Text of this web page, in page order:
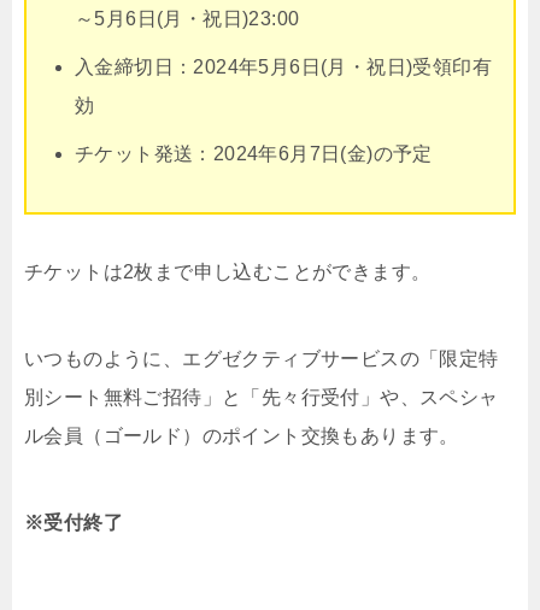
～5月6日(月・祝日)23:00
入金締切日：2024年5月6日(月・祝日)受領印有
効
チケット発送：2024年6月7日(金)の予定
チケットは2枚まで申し込むことができます。
いつものように、エグゼクティブサービスの「限定特
別シート無料ご招待」と「先々行受付」や、スペシャ
ル会員（ゴールド）のポイント交換もあります。
※受付終了